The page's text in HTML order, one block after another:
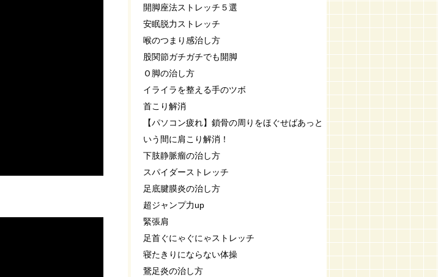
開脚座法ストレッチ５選
安眠脱力ストレッチ
喉のつまり感治し方
股関節ガチガチでも開脚
Ｏ脚の治し方
イライラを整える手のツボ
首こり解消
【パソコン疲れ】鎖骨の周りをほぐせばあっと
いう間に肩こり解消！
下肢静脈瘤の治し方
スパイダーストレッチ
足底腱膜炎の治し方
超ジャンプ力up
緊張肩
足首ぐにゃぐにゃストレッチ
寝たきりにならない体操
鵞足炎の治し方